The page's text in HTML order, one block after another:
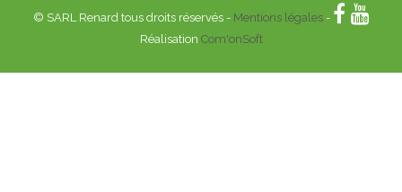
© SARL Renard tous droits réservés - Mentions légales-
Réalisation Com'onSoft